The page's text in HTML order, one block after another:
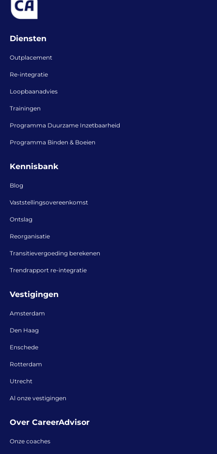
Diensten
Outplacement
Re-integratie
Loopbaanadvies
Trainingen
Programma Duurzame Inzetbaarheid
Programma Binden & Boeien
Kennisbank
Blog
Vaststellingsovereenkomst
Ontslag
Reorganisatie
Transitievergoeding berekenen
Trendrapport re-integratie
Vestigingen
Amsterdam
Den Haag
Enschede
Rotterdam
Utrecht
Al onze vestigingen
Over CareerAdvisor
Onze coaches